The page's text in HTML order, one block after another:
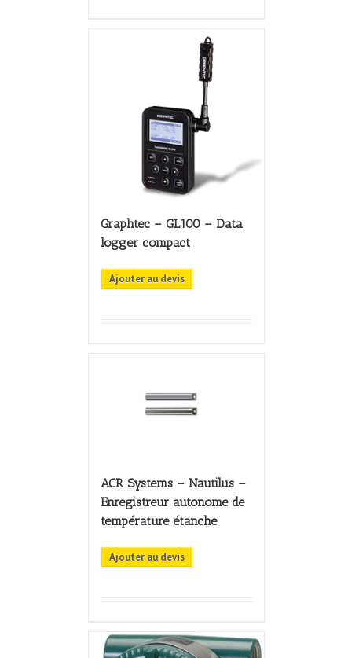
Graphtec – GL100 – Data
logger compact
Ajouter au devis
ACR Systems – Nautilus –
Enregistreur autonome de
température étanche
Ajouter au devis